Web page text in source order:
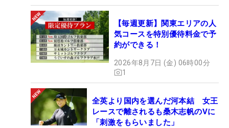
【毎週更新】関東エリアの人
気コースを特別優待料金で予
約ができる！
2026年8月7日 (金) 06時00分
1
全英より国内を選んだ河本結 女王
レースで離されるも桑木志帆のVに
「刺激をもらいました」